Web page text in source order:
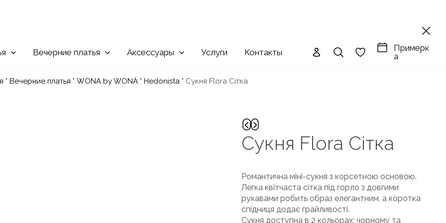
Вечерние Аксессуары Услуги Контакты
Примерк
а
" Вечерние платья " WONA by WONÁ " Hedonista " Сукня Flora Сітка
Сукня Flora Сітка
Романтична міні-сукня з корсетною основою.
Легка квітчаста сітка під горло з довгими
рукавами робить образ елегантним, а коротка
спідниця додає грайливості.
Сукня доступна в 2 кольорах: чорному та